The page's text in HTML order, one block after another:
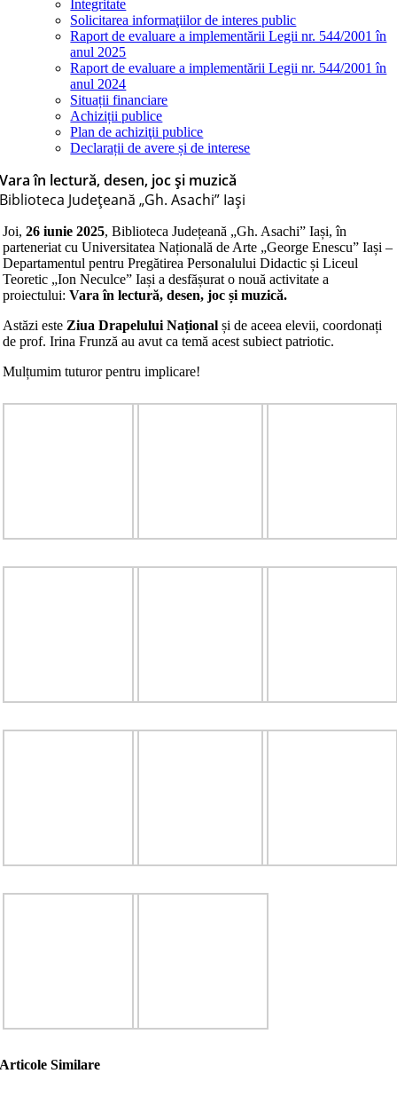
Integritate
Solicitarea informaţiilor de interes public
Raport de evaluare a implementării Legii nr. 544/2001 în
anul 2025
Raport de evaluare a implementării Legii nr. 544/2001 în
anul 2024
Situații financiare
Achiziții publice
Plan de achiziţii publice
Declarații de avere și de interese
Vara în lectură, desen, joc și muzică
Biblioteca Judeţeană „Gh. Asachi” Iaşi
Joi, 26 iunie 2025, Biblioteca Județeană „Gh. Asachi” Iași, în
parteneriat cu Universitatea Națională de Arte „George Enescu” Iași –
Departamentul pentru Pregătirea Personalului Didactic și Liceul
Teoretic „Ion Neculce” Iași a desfășurat o nouă activitate a
proiectului: Vara în lectură, desen, joc și muzică.
Astăzi este Ziua Drapelului Național și de aceea elevii, coordonați
de prof. Irina Frunză au avut ca temă acest subiect patriotic.
Mulțumim tuturor pentru implicare!
Articole Similare